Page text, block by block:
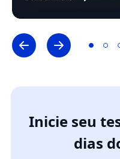
Inicie seu
dias